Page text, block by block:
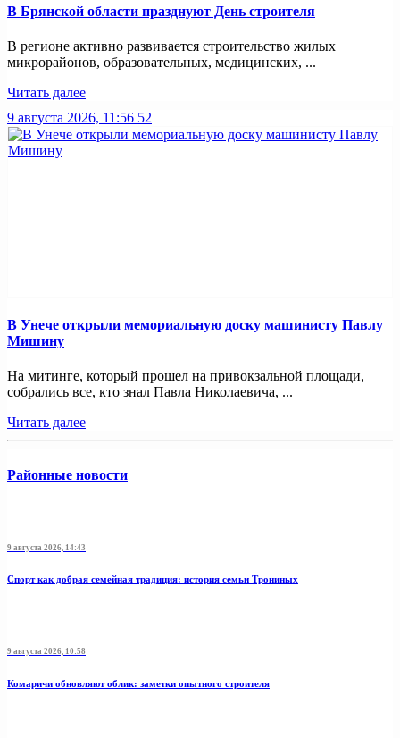
В Брянской области празднуют День строителя
В регионе активно развивается строительство жилых
микрорайонов, образовательных, медицинских, ...
Читать далее
9 августа 2026, 11:56 52
В Унече открыли мемориальную доску машинисту Павлу
Мишину
На митинге, который прошел на привокзальной площади,
собрались все, кто знал Павла Николаевича, ...
Читать далее
Районные новости
9 августа 2026, 14:43
Спорт как добрая семейная традиция: история семьи Трониных
9 августа 2026, 10:58
Комаричи обновляют облик: заметки опытного строителя